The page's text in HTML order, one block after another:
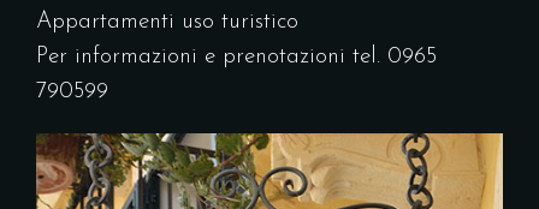
Appartamenti uso turistico
Per informazioni e prenotazioni tel. 0965
790599